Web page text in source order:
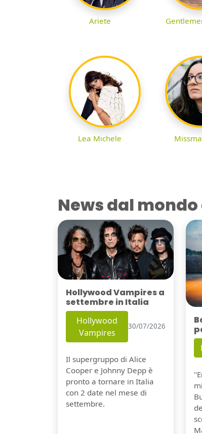
Ariete
Lea Michele
News dal
Hollywood Vampires a
settembre in Italia
Hollywood
Vampires
30/07/2026
Il supergruppo di Alice
Cooper e Johnny Depp è
pronto a tornare in Italia
con 2 date nel mese di
settembre.